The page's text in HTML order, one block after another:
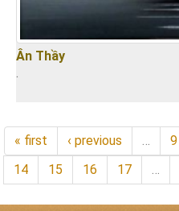
Ân Thầy
.
« first ‹ previous … 9
14
15 16 17 …